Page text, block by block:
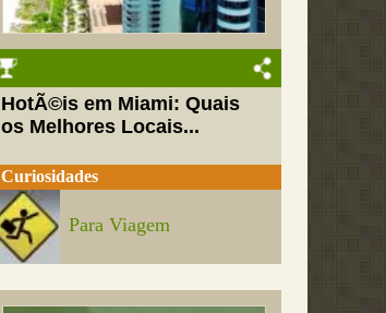
HotÃ©is em Miami: Quais
os Melhores Locais...
Curiosidades
Para Viagem